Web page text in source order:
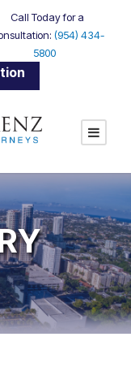
Call Today for a
(954) 434-
5800